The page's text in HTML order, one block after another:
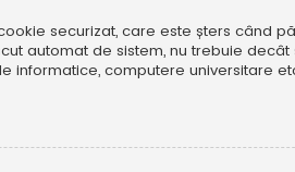
securizat, care este șters când
automat de sistem, nu trebuie
computere universitare